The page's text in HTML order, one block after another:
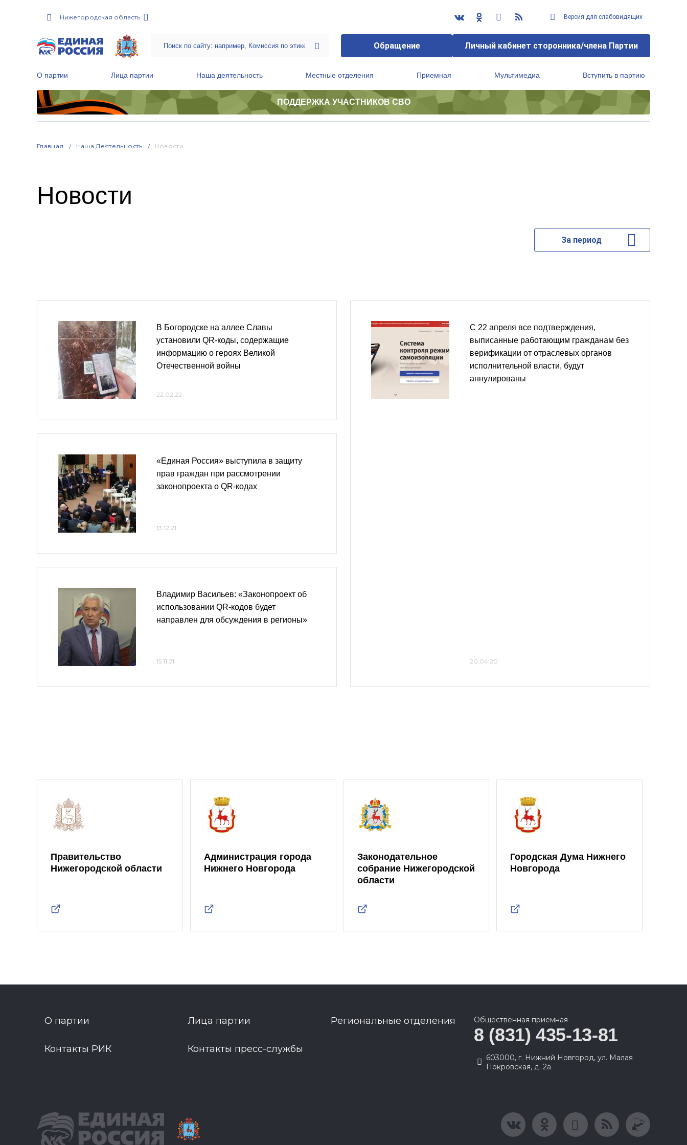
Нижегородская область Версия для слабовидящих
Обращение Личный кабинет сторонника/члена Партии
О партии Лица партии Наша деятельность Местные отделения Приемная Мультимедиа Вступить в партию
ПОДДЕРЖКА УЧАСТНИКОВ СВО
Главная Наша Деятельность Новости
Новости
За период
В Богородске на аллее Славы
установили QR-коды, содержащие
информацию о героях Великой
Отечественной войны
22.02.22
«Единая Россия» выступила в защиту
прав граждан при рассмотрении
законопроекта о QR-кодах
13.12.21
Владимир Васильев: «Законопроект об
использовании QR-кодов будет
направлен для обсуждения в регионы»
15.11.21
С 22 апреля все подтверждения,
выписанные работающим гражданам без
верификации от отраслевых органов
исполнительной власти, будут
аннулированы
20.04.20
Правительство
Нижегородской области
Администрация города
Нижнего Новгорода
Законодательное
собрание Нижегородской
области
Городская Дума Нижнего
Новгорода
О партии Лица партии Региональные отделения
Контакты РИК Контакты пресс-службы
Общественная приемная
8 (831) 435-13-81
603000, г. Нижний Новгород, ул. Малая
Покровская, д. 2а